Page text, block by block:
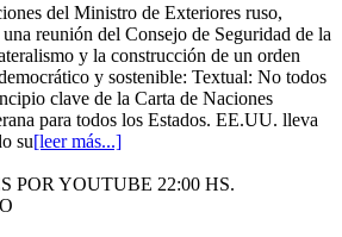
del Ministro de Exteriores ruso,
reunión del Consejo de Seguridad de la
y la construcción de un orden
y sostenible: Textual: No todos
clave de la Carta de Naciones
para todos los Estados. EE.UU. lleva
su[leer más...]
POR YOUTUBE 22:00 HS.